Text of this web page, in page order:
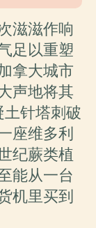
滋滋作响
足以重塑
拿大城市
声地将其
针塔刺破
座维多利
纪蕨类植
能从一台
机里买到